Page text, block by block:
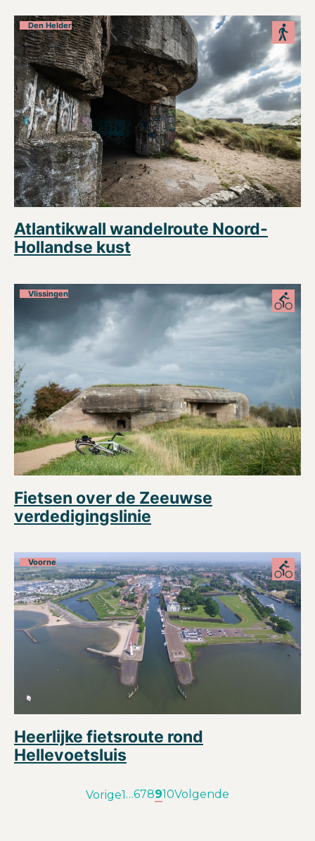
Den Helder
Atlantikwall wandelroute Noord-
Hollandse kust
Vlissingen
Fietsen over de Zeeuwse
verdedigingslinie
Voorne
Heerlijke fietsroute rond
Hellevoetsluis
Vorige1 …678910Volgende